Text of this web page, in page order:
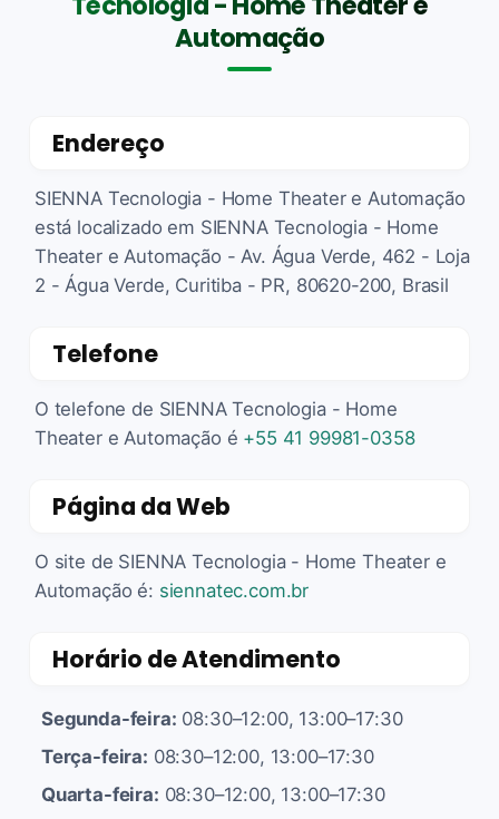
Automação
Endereço
SIENNA Tecnologia - Home Theater e Automação
está localizado em SIENNA Tecnologia - Home
Theater e Automação - Av. Água Verde, 462 - Loja
2 - Água Verde, Curitiba - PR, 80620-200, Brasil
Telefone
O telefone de SIENNA Tecnologia - Home
Theater e Automação é +55 41 99981-0358
Página da Web
O site de SIENNA Tecnologia - Home Theater e
Automação é: siennatec.com.br
Horário de Atendimento
Segunda-feira: 08:30–12:00, 13:00–17:30
Terça-feira: 08:30–12:00, 13:00–17:30
Quarta-feira: 08:30–12:00, 13:00–17:30